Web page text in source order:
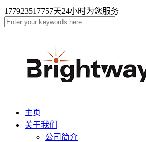
177923517757天24小时为您服务
主页
关于我们
公司简介